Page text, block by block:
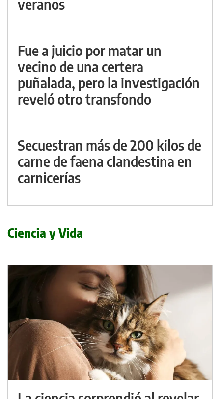
veranos
Fue a juicio por matar un
vecino de una certera
puñalada, pero la investigación
reveló otro transfondo
Secuestran más de 200 kilos de
carne de faena clandestina en
carnicerías
Ciencia y Vida